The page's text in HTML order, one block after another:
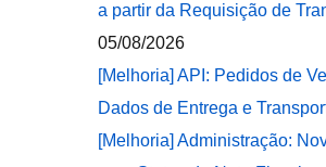
a partir da Requisição de
05/08/2026
[Melhoria] API: Pedidos de
Dados de Entrega e
[Melhoria] Administração: